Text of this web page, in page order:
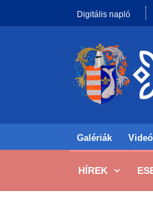
Digitális napló
Galériák
HÍREK